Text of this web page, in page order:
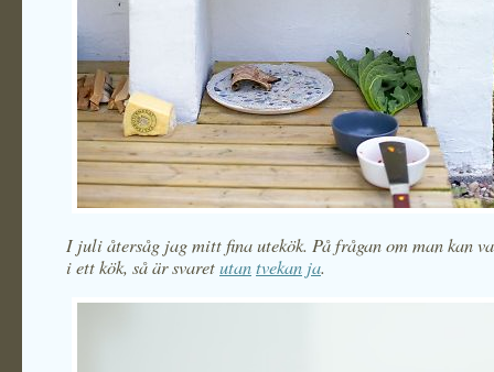
I juli återsåg jag mitt fina utekök. På frågan om man kan
i ett kök, så är svaretutantvekan ja.